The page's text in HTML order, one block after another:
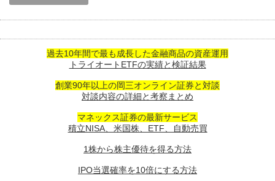
過去10年間で最も成長した金融商品の資産運用
トライオートETFの実績と検証結果
創業90年以上の岡三オンライン証券と対談
対談内容の詳細と考察まとめ
マネックス証券の最新サービス
積立NISA、米国株、ETF、自動売買
1株から株主優待を得る方法
IPO当選確率を10倍にする方法